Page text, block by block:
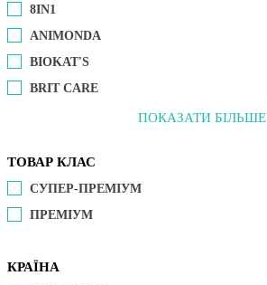
8IN1
ANIMONDA
BIOKAT'S
BRIT CARE
ПОКАЗАТИ БІЛЬШЕ
ТОВАР КЛАС
СУПЕР-ПРЕМІУМ
ПРЕМІУМ
КРАЇНА